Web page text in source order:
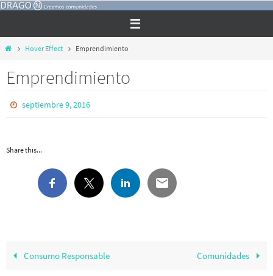
Ir
contenido
InicioHover Effect Emprendimiento
Emprendimiento
septiembre 9, 2016
Share this...
Consumo Responsable Comunidades